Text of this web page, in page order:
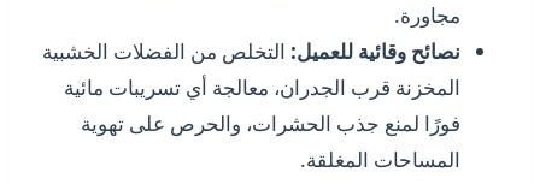
مجاورة.
نصائح وقائية للعميل: التخلص من الفضلات الخشبية
المخزنة قرب الجدران، معالجة أي تسريبات مائية
فورًا لمنع جذب الحشرات، والحرص على تهوية
المساحات المغلقة.